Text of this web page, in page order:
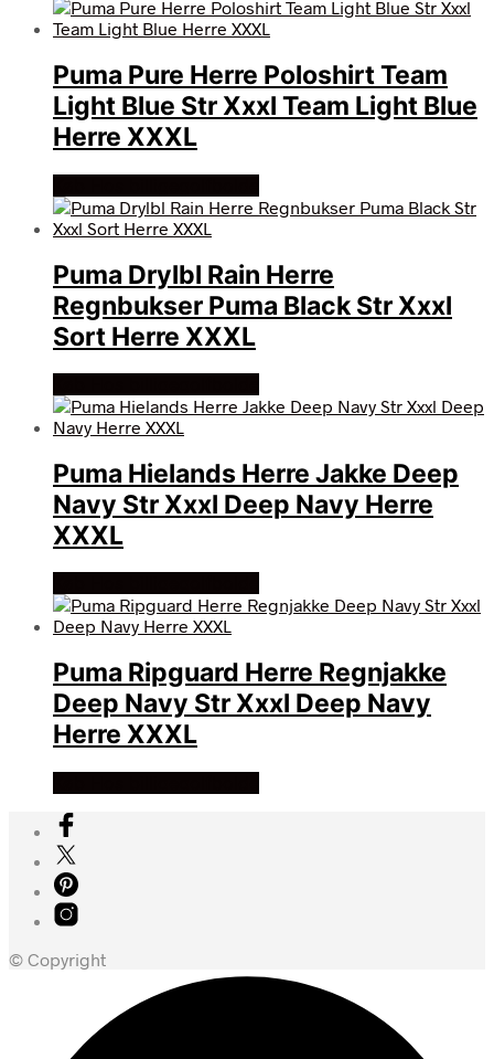
Puma Pure Herre Poloshirt Team
Light Blue Str Xxxl Team Light Blue
Herre XXXL
Puma Drylbl Rain Herre
Regnbukser Puma Black Str Xxxl
Sort Herre XXXL
Puma Hielands Herre Jakke Deep
Navy Str Xxxl Deep Navy Herre
XXXL
Puma Ripguard Herre Regnjakke
Deep Navy Str Xxxl Deep Navy
Herre XXXL
© Copyright